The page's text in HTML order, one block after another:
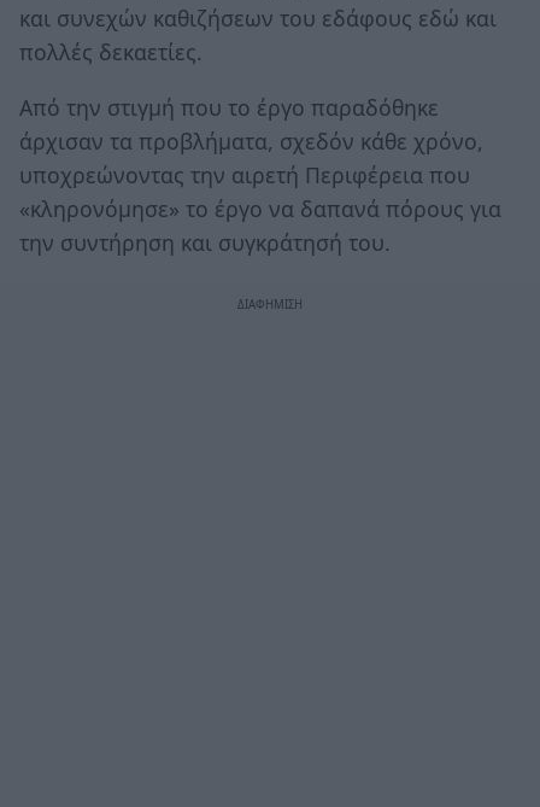
και συνεχών καθιζήσεων του εδάφους εδώ και
πολλές δεκαετίες.
Από την στιγμή που το έργο παραδόθηκε
άρχισαν τα προβλήματα, σχεδόν κάθε χρόνο,
υποχρεώνοντας την αιρετή Περιφέρεια που
«κληρονόμησε» το έργο να δαπανά πόρους για
την συντήρηση και συγκράτησή του.